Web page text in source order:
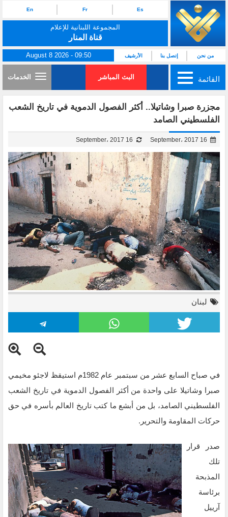
Es
Fr
En
المجموعة اللبنانية للإعلام
قناة المنار
من نحن إتصل بنا الأرشيف August 8 2026 - 09:50
القائمة البث المباشر الخدمات
مجزرة صبرا وشاتيلا.. أكثر الفصول الدموية في تاريخ الشعب
الفلسطيني الصامد
لبنان
في صباح السابع عشر من سبتمبر عام 1982م استيقظ لاجئو مخيمي
صبرا وشاتيلا على واحدة من أكثر الفصول الدموية في تاريخ الشعب
الفلسطيني الصامد، بل من أبشع ما كتب تاريخ العالم بأسره في حق
حركات المقاومة والتحرير.
صدر قرار
تلك
المذبحة
برئاسة
آرييل